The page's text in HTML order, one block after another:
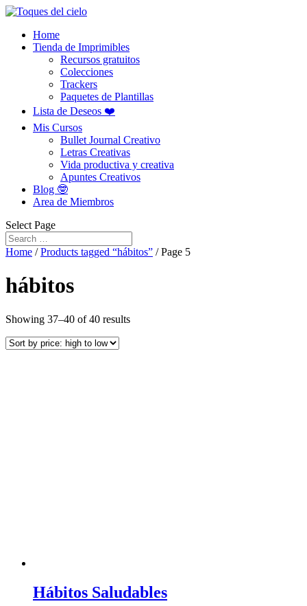
Home
Tienda de Imprimibles
Recursos gratuitos
Colecciones
Trackers
Paquetes de Plantillas
Lista de Deseos ❤️
Mis Cursos
Bullet Journal Creativo
Letras Creativas
Vida productiva y creativa
Apuntes Creativos
Blog 🤓
Area de Miembros
Select Page
Home /Products tagged “hábitos” / Page 5
hábitos
Showing 37–40 of 40 results
Hábitos Saludables